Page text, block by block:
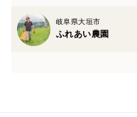
岐阜県大垣市
ふれあい農園